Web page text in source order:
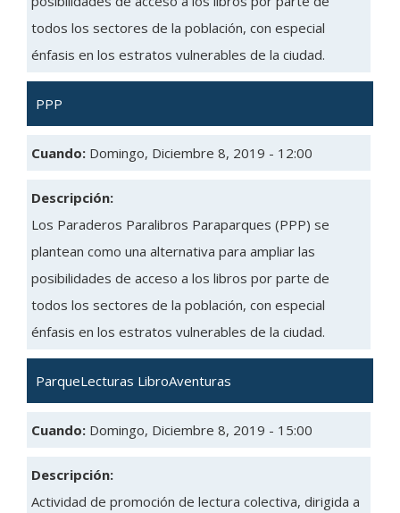
todos los sectores de la población, con especial
énfasis en los estratos vulnerables de la ciudad.
PPP
Cuando: Domingo, Diciembre 8, 2019 - 12:00
Descripción:
Los Paraderos Paralibros Paraparques (PPP) se
plantean como una alternativa para ampliar las
posibilidades de acceso a los libros por parte de
todos los sectores de la población, con especial
énfasis en los estratos vulnerables de la ciudad.
ParqueLecturas LibroAventuras
Cuando: Domingo, Diciembre 8, 2019 - 15:00
Descripción:
Actividad de promoción de lectura colectiva, dirigida a